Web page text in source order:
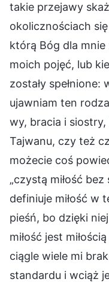
takie przejawy
okolicznościach
którą Bóg dla mnie
moich pojęć, lub
zostały
ujawniam ten
wy, bracia i
Tajwanu, czy też
możecie coś
„czystą miłość
definiuje miłość w
pieśń, bo dzięki
miłość jest
ciągle wiele mi
standardu i wciąż